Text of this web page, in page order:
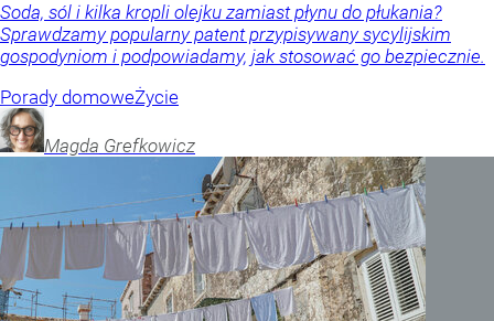
Soda, sól i kilka kropli olejku zamiast płynu do płukania?
Sprawdzamy popularny patent przypisywany sycylijskim
gospodyniom i podpowiadamy, jak stosować go bezpiecznie.
Porady domoweŻycie
Magda Grefkowicz